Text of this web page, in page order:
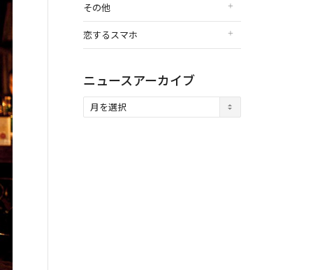
その他
恋するスマホ
ニュースアーカイブ
ュ